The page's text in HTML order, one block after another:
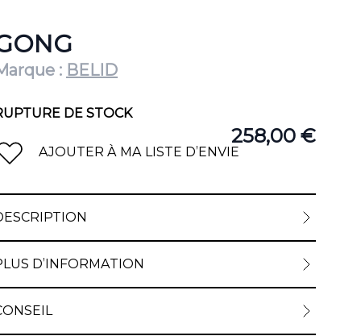
: BELID
258,00 €
DE STOCK
AJOUTER À MA LISTE D’ENVIE
D’INFORMATION